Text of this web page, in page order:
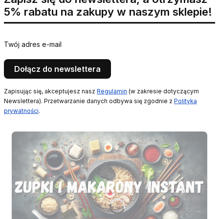
5% rabatu na zakupy w naszym sklepie!
Twój adres e-mail
Dołącz do newslettera
Zapisując się, akceptujesz nasz Regulamin (w zakresie dotyczącym
Newslettera). Przetwarzanie danych odbywa się zgodnie z Polityką
prywatności.